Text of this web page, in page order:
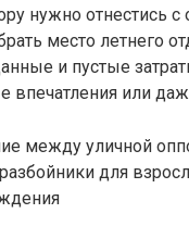
нужно отнестись
место летнего
и пустые
впечатления или
между уличной
для